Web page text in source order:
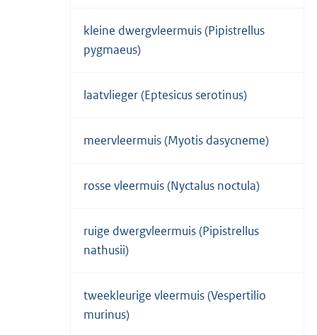
kleine dwergvleermuis (Pipistrellus
pygmaeus)
laatvlieger (Eptesicus serotinus)
meervleermuis (Myotis dasycneme)
rosse vleermuis (Nyctalus noctula)
ruige dwergvleermuis (Pipistrellus
nathusii)
tweekleurige vleermuis (Vespertilio
murinus)